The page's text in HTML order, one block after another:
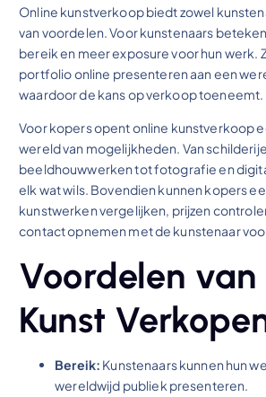
Online kunstverkoop biedt zowel
van voordelen. Voor kunstenaars
bereik en meer exposure voor hun werk.
portfolio online presenteren aan een
waardoor de kans op verkoop toeneemt.
Voor kopers opent online kunstverkoop
wereld van mogelijkheden. Van
beeldhouwwerken tot fotografie en
elk wat wils. Bovendien kunnen kopers
kunstwerken vergelijken, prijzen
contact opnemen met de kunstenaar
Voordelen van
Kunst
Bereik: Kunstenaars kunnen hun
wereldwijd publiek presenteren.